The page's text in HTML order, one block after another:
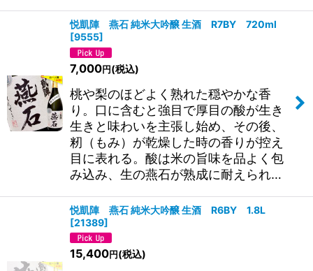
悦凱陣 燕石 純米大吟醸 生酒 R7BY 720ml
[9555]
7,000円 (税込)
桃や梨のほどよく熟れた穏やかな香
り。口に含むと強目で厚目の酸が生き
生きと味わいを主張し始め、その後、
籾（もみ）が乾燥した時の香りが控え
目に表れる。酸は米の旨味を品よく包
み込み、生の燕石が熟成に耐えられ…
悦凱陣 燕石 純米大吟醸 生酒 R6BY 1.8L
[21389]
15,400円 (税込)